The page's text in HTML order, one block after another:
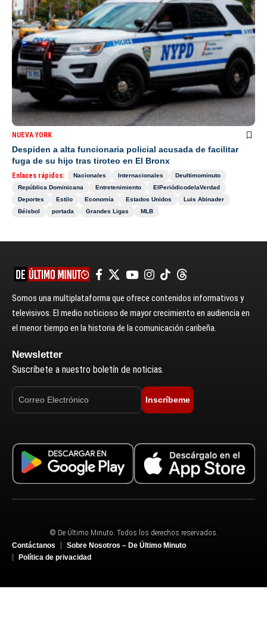
NUEVA YORK
Despiden a alta funcionaria policial acusada de facilitar
fuga de su hijo tras tiroteo en El Bronx
Enlaces rápidos: Nacionales Internacionales
Deultimominuto
República Dominicana
Entretenimiento
ElPeriódicodelaVerdad
Deportes
Estilo Economía Estados Unidos
Luis Abinader
Béisbol
portada Grandes Ligas MLB
Somos una multiplataforma que ofrece contenidos informativos y
televisivos. El medio noticioso de mayor crecimiento en audiencia en
el menor tiempo en la historia de la comunicación caribeña.
Newsletter
Suscríbete a nuestro boletín de noticias.
Inscríbeme
© De Último Minuto. Todos los derechos reservados.
Contáctanos
Sobre Nosotros – De Último Minuto
Política de privacidad